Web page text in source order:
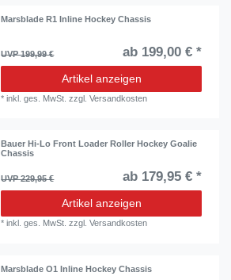
Marsblade R1 Inline Hockey Chassis
UVP 199,99 € ab 199,00 € *
Artikel anzeigen
*inkl. ges. MwSt. zzgl.Versandkosten
Bauer Hi-Lo Front Loader Roller Hockey Goalie
Chassis
UVP 229,95 € ab 179,95 € *
Artikel anzeigen
*inkl. ges. MwSt. zzgl.Versandkosten
Marsblade O1 Inline Hockey Chassis